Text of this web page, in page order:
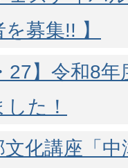
募集!! 】
27】令和8
た！
化講座「